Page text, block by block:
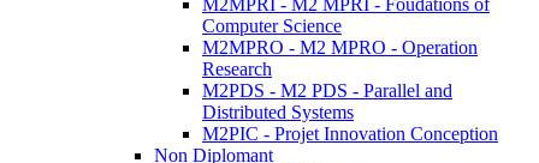
M2MPRI - M2 MPRI - Foudations of
Computer Science
M2MPRO - M2 MPRO - Operation
Research
M2PDS - M2 PDS - Parallel and
Distributed Systems
M2PIC - Projet Innovation Conception
Non Diplomant